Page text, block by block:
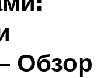
Обзор